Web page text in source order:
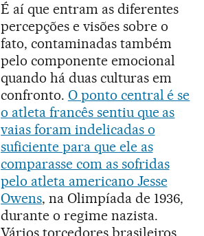
É aí que entram as diferentes
percepções e visões sobre o
fato, contaminadas também
pelo componente emocional
quando há duas culturas em
confronto. O ponto central é se
o atleta francês sentiu que as
vaias foram indelicadas o
suficiente para que ele as
comparasse com as sofridas
pelo atleta americano Jesse
Owens, na Olimpíada de 1936,
durante o regime nazista.